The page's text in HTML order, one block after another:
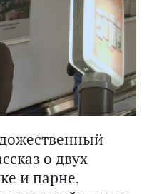
о двух
и парне,